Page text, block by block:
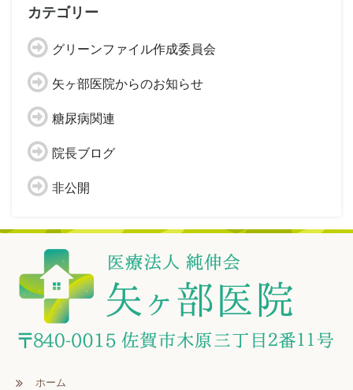
カテゴリー
グリーンファイル作成委員会
矢ヶ部医院からのお知らせ
糖尿病関連
院長ブログ
非公開
ホーム